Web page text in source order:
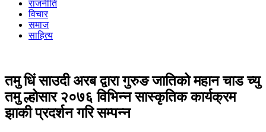
राजनीति
विचार
समाज
साहित्य
तमु धिं साउदी अरब द्वारा गुरुङ जातिको महान चाड च्यु
तमु ल्होसार २०७६ विभिन्न सास्कृतिक कार्यक्रम
झाकी प्रदर्शन गरि सम्पन्न